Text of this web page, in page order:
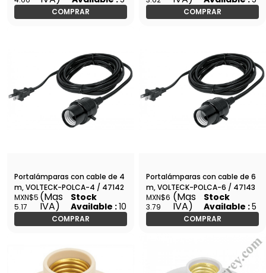
COMPRAR COMPRAR
Portalámparas con cable de 4
m, VOLTECK-POLCA-4 / 47142
MXN$5
5.17
(Mas
IVA)
Stock
Available :10
COMPRAR
Portalámparas con cable de 6
m, VOLTECK-POLCA-6 / 47143
MXN$6
3.79
(Mas
IVA)
Stock
Available :5
COMPRAR